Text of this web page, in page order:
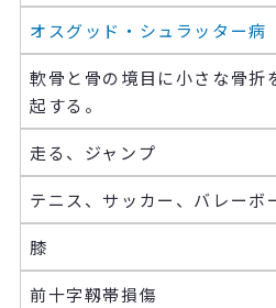
オスグッド・シュラッター病
軟骨と骨の境目に小さな骨折
起する。
走る、ジャンプ
テニス、サッカー、バレーボ
膝
前十字靱帯損傷